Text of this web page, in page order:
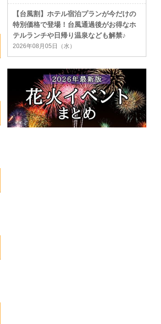
【台風割】ホテル宿泊プランが今だけの
特別価格で登場！台風通過後がお得なホ
テルランチや日帰り温泉なども解禁♪
2026年08月05日（水）